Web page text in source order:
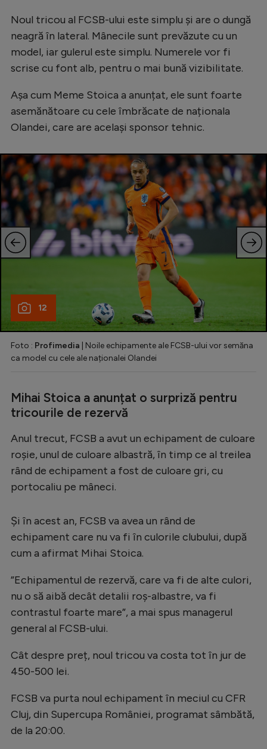
Noul tricou al FCSB-ului este simplu și are o dungă
neagră în lateral. Mânecile sunt prevăzute cu un
model, iar gulerul este simplu. Numerele vor fi
scrise cu font alb, pentru o mai bună vizibilitate.
Așa cum Meme Stoica a anunțat, ele sunt foarte
asemănătoare cu cele îmbrăcate de naționala
Olandei, care are același sponsor tehnic.
12
Foto : Profimedia | Noile echipamente ale FCSB-ului vor semăna
ca model cu cele ale naționalei Olandei
Mihai Stoica a anunțat o surpriză pentru
tricourile de rezervă
Anul trecut, FCSB a avut un echipament de culoare
roșie, unul de culoare albastră, în timp ce al treilea
rând de echipament a fost de culoare gri, cu
portocaliu pe mâneci.
Și în acest an, FCSB va avea un rând de
echipament care nu va fi în culorile clubului, după
cum a afirmat Mihai Stoica.
”Echipamentul de rezervă, care va fi de alte culori,
nu o să aibă decât detalii roș-albastre, va fi
contrastul foarte mare”, a mai spus managerul
general al FCSB-ului.
Cât despre preț, noul tricou va costa tot în jur de
450-500 lei.
FCSB va purta noul echipament în meciul cu CFR
Cluj, din Supercupa României, programat sâmbătă,
de la 20:00.